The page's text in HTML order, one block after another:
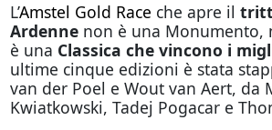
L’Amstel Gold Race che apre il
Ardennenon è una Monumento,
è una Classica che vincono i
ultime cinque edizioni è stata
van der Poel e Wout van Aert, da
Kwiatkowski, Tadej Pogacar e